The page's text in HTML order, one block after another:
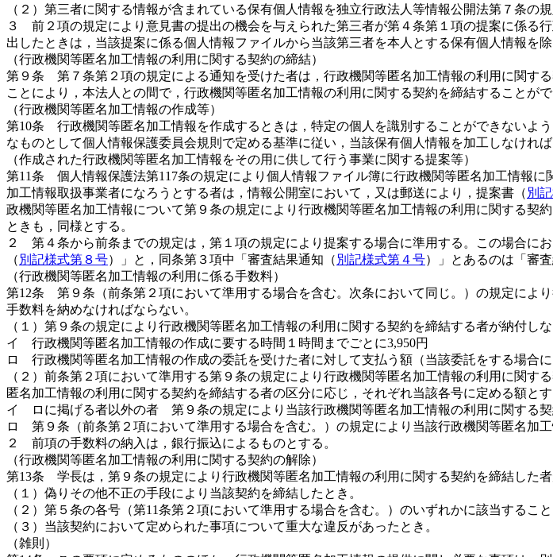
（２）第三者に関する情報が含まれている保有個人情報を独立行政法人等情報公開法第７条の
３ 前２項の規定により意見書の提出の機会を与えられた第三者が第４条第１項の提案に係る
出したときは，当該提案に係る個人情報ファイルから当該第三者を本人とする保有個人情報を
（行政機関等匿名加工情報の利用に関する契約の締結）
第９条 第７条第２項の規定による通知を受けた者は，行政機関等匿名加工情報の利用に関す
ことにより，本法人との間で，行政機関等匿名加工情報の利用に関する契約を締結することがで
（行政機関等匿名加工情報の作成等）
第10条 行政機関等匿名加工情報を作成するときは，特定の個人を識別することができないよ
なものとして個人情報保護委員会規則で定める基準に従い，当該保有個人情報を加工しなければ
（作成された行政機関等匿名加工情報をその用に供して行う事業に関する提案等）
第11条 個人情報保護法第117条の規定により個人情報ファイル簿に行政機関等匿名加工情報
加工情報取扱事業者になろうとする者は，情報公開室において，又は郵送により，提案書（ 別
政機関等匿名加工情報について第９条の規定により行政機関等匿名加工情報の利用に関する
ときも，同様とする。
２ 第４条から前条までの規定は，第１項の規定により提案する場合に準用する。この場合に
（ 別記様式第８号）」と，同条第３項中「審査結果通知（ 別記様式第４号）」とあるのは「審
（行政機関等匿名加工情報の利用に係る手数料）
第12条 第９条（前条第２項において準用する場合を含む。次条において同じ。）の規定によ
手数料を納めなければならない。
（１）第９条の規定により行政機関等匿名加工情報の利用に関する契約を締結する者が納付し
イ 行政機関等匿名加工情報の作成に要する時間１時間までごとに3,950円
ロ 行政機関等匿名加工情報の作成の委託を受けた者に対して支払う額（当該委託をする場合に
（２）前条第２項において準用する第９条の規定により行政機関等匿名加工情報の利用に関
匿名加工情報の利用に関する契約を締結する者の区分に応じ，それぞれ当該各号に定める額とす
イ ロに掲げる者以外の者 第９条の規定により当該行政機関等匿名加工情報の利用に関する
ロ 第９条（前条第２項において準用する場合を含む。）の規定により当該行政機関等匿名加
２ 前項の手数料の納入は，銀行振込によるものとする。
（行政機関等匿名加工情報の利用に関する契約の解除）
第13条 学長は，第９条の規定により行政機関等匿名加工情報の利用に関する契約を締結した
（１）偽りその他不正の手段により当該契約を締結したとき。
（２）第５条の各号（第11条第２項において準用する場合を含む。）のいずれかに該当すること
（３）当該契約において定められた事項について重大な違反があったとき。
（雑則）